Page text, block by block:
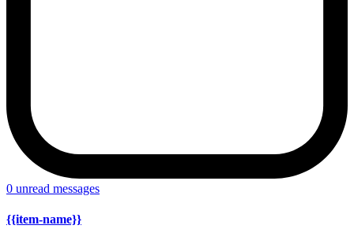
0 unread messages
{{item-name}}